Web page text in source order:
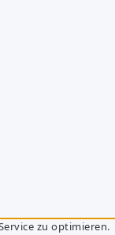
zu optimieren.